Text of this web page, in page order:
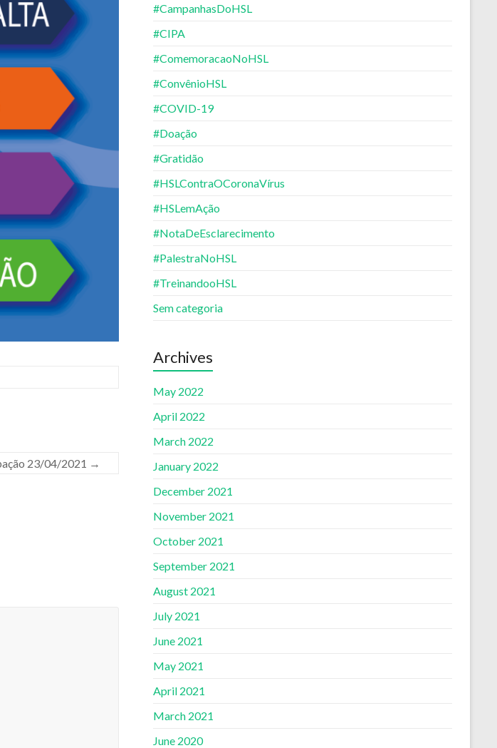
23/04/2021 →
#CampanhasDoHSL
#CIPA
#ComemoracaoNoHSL
#ConvênioHSL
#COVID-19
#Doação
#Gratidão
#HSLContraOCoronaVírus
#HSLemAção
#NotaDeEsclarecimento
#PalestraNoHSL
#TreinandooHSL
Sem categoria
Archives
May 2022
April 2022
March 2022
January 2022
December 2021
November 2021
October 2021
September 2021
August 2021
July 2021
June 2021
May 2021
April 2021
March 2021
June 2020